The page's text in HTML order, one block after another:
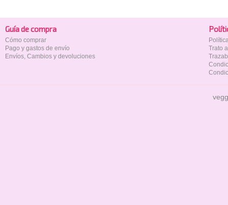
Guía de compra
Cómo comprar
Pago y gastos de envío
Envíos, Cambios y devoluciones
Trato